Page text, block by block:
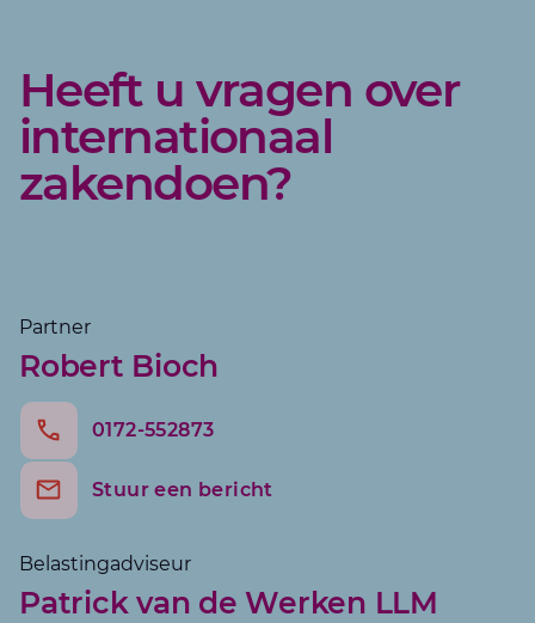
Heeft u vragen over
internationaal
zakendoen?
Partner
Robert Bioch
0172-552873
Stuur een bericht
Belastingadviseur
Patrick van de Werken LLM